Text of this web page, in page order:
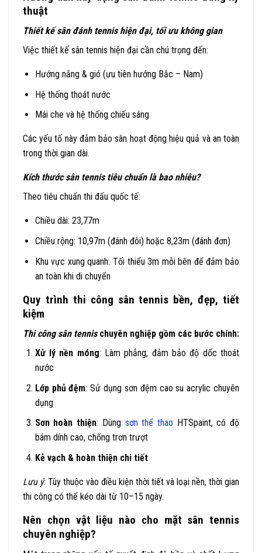
thuật
Thiết kế sân đánh tennis hiện đại, tối ưu không gian
Việc thiết kế sân tennis hiện đại cần chú trọng đến:
Hướng nắng & gió (ưu tiên hướng Bắc – Nam)
Hệ thống thoát nước
Mái che và hệ thống chiếu sáng
Các yếu tố này đảm bảo sân hoạt động hiệu quả và an toàn
trong thời gian dài.
Kích thước sân tennis tiêu chuẩn là bao nhiêu?
Theo tiêu chuẩn thi đấu quốc tế:
Chiều dài: 23,77m
Chiều rộng: 10,97m (đánh đôi) hoặc 8,23m (đánh đơn)
Khu vực xung quanh: Tối thiểu 3m mỗi bên để đảm bảo
an toàn khi di chuyển
Quy trình thi công sân tennis bền, đẹp, tiết
kiệm
Thi công sân tennischuyên nghiệp gồm các bước chính:
Xử lý nền móng: Làm phẳng, đảm bảo độ dốc thoát
nước
Lớp phủ đệm: Sử dụng sơn đệm cao su acrylic chuyên
dụng
Sơn hoàn thiện: Dùng sơn thể thao HTSpaint, có độ
bám dính cao, chống trơn trượt
Kẻ vạch & hoàn thiện chi tiết
Lưu ý: Tùy thuộc vào điều kiện thời tiết và loại nền, thời gian
thi công có thể kéo dài từ 10–15 ngày.
Nên chọn vật liệu nào cho mặt sân tennis
chuyên nghiệp?